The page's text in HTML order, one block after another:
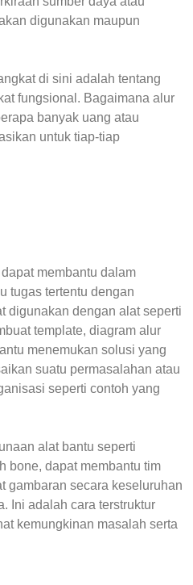
digunakan maupun
di sini adalah tentang
fungsional. Bagaimana alur
banyak uang atau
untuk tiap-tiap
membantu dalam
tugas tertentu dengan
digunakan dengan alat seperti
template, diagram alur
menemukan solusi yang
suatu permasalahan atau
seperti contoh yang
alat bantu seperti
bone, dapat membantu tim
gambaran secara keseluruhan
Ini adalah cara terstruktur
kemungkinan masalah serta